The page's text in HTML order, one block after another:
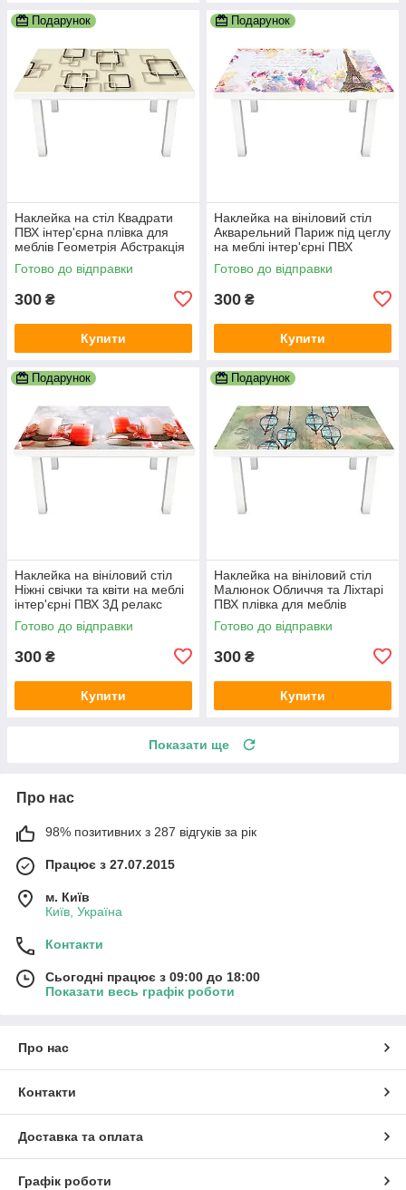
Подарунок
Наклейка на стіл Квадрати
ПВХ інтер'єрна плівка для
меблів Геометрія Абстракція
Бежевий 600х1200 мм
Готово до відправки
300 ₴
Купити
Подарунок
Наклейка на вініловий стіл
Акварельний Париж під цеглу
на меблі інтер'єрні ПВХ
плівка білий 600х1200 мм
Готово до відправки
300 ₴
Купити
Подарунок
Наклейка на вініловий стіл
Ніжні свічки та квіти на меблі
інтер'єрні ПВХ 3Д релакс
червоний 600х1200 мм
Готово до відправки
300 ₴
Купити
Подарунок
Наклейка на вініловий стіл
Малюнок Обличчя та Ліхтарі
ПВХ плівка для меблів
інтер'єрна 3D люди 600х1200
мм
Готово до відправки
300 ₴
Купити
Показати ще
Про нас
98% позитивних з 287 відгуків за рік
Працює з 27.07.2015
м. Київ
Київ, Україна
Контакти
Сьогодні працює з 09:00 до 18:00
Показати весь графік роботи
Про нас
Контакти
Доставка та оплата
Графік роботи